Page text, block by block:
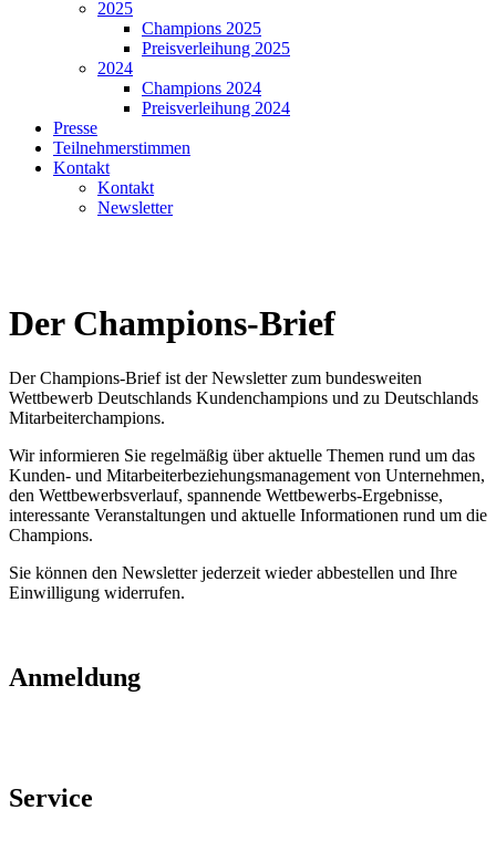
2025
Champions 2025
Preisverleihung 2025
2024
Champions 2024
Preisverleihung 2024
Presse
Teilnehmerstimmen
Kontakt
Kontakt
Newsletter
Der Champions-Brief
Der Champions-Brief ist der Newsletter zum bundesweiten
Wettbewerb Deutschlands Kundenchampions und zu Deutschlands
Mitarbeiterchampions.
Wir informieren Sie regelmäßig über aktuelle Themen rund um das
Kunden- und Mitarbeiterbeziehungsmanagement von Unternehmen,
den Wettbewerbsverlauf, spannende Wettbewerbs-Ergebnisse,
interessante Veranstaltungen und aktuelle Informationen rund um die
Champions.
Sie können den Newsletter jederzeit wieder abbestellen und Ihre
Einwilligung widerrufen.
Anmeldung
Service